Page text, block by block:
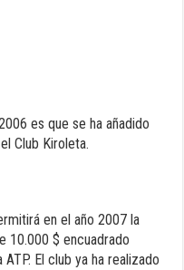
es que se ha añadido
Club Kiroleta.
en el año 2007 la
10.000 $ encuadrado
El club ya ha realizado